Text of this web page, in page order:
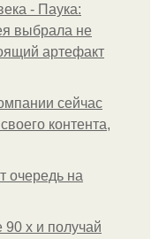
- Паука:
выбрала не
артефакт
сейчас
контента,
очередь на
90 х и получай